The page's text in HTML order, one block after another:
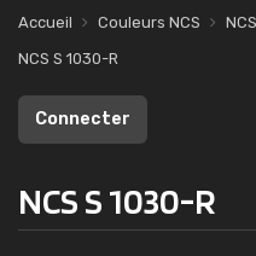
Accueil Couleurs NCS NCS
NCS S 1030-R
Connecter
NCS S 1030-R